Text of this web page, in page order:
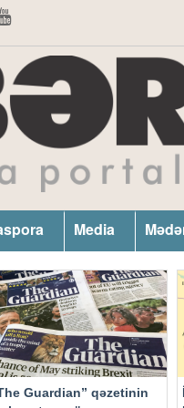
Media
Guardian” qəzetinin